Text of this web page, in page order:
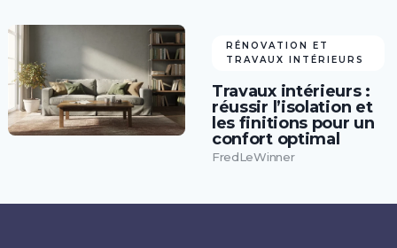
RÉNOVATION ET
TRAVAUX INTÉRIEURS
Travaux intérieurs :
réussir l’isolation et
les finitions pour un
confort optimal
FredLeWinner